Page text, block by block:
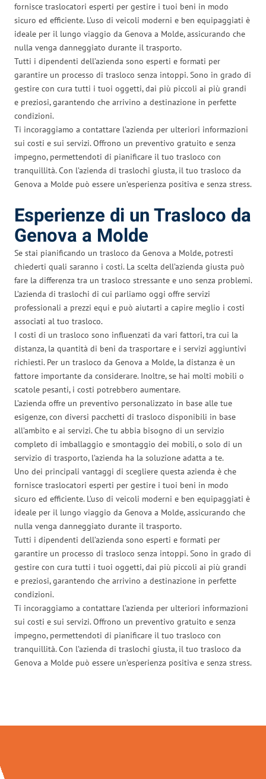
fornisce traslocatori esperti per gestire i tuoi beni in modo
sicuro ed efficiente. L’uso di veicoli moderni e ben equipaggiati è
ideale per il lungo viaggio da Genova a Molde, assicurando che
nulla venga danneggiato durante il trasporto.
Tutti i dipendenti dell’azienda sono esperti e formati per
garantire un processo di trasloco senza intoppi. Sono in grado di
gestire con cura tutti i tuoi oggetti, dai più piccoli ai più grandi
e preziosi, garantendo che arrivino a destinazione in perfette
condizioni.
Ti incoraggiamo a contattare l’azienda per ulteriori informazioni
sui costi e sui servizi. Offrono un preventivo gratuito e senza
impegno, permettendoti di pianificare il tuo trasloco con
tranquillità. Con l’azienda di traslochi giusta, il tuo trasloco da
Genova a Molde può essere un’esperienza positiva e senza stress.
Esperienze di un Trasloco da
Genova a Molde
Se stai pianificando un trasloco da Genova a Molde, potresti
chiederti quali saranno i costi. La scelta dell’azienda giusta può
fare la differenza tra un trasloco stressante e uno senza problemi.
L’azienda di traslochi di cui parliamo oggi offre servizi
professionali a prezzi equi e può aiutarti a capire meglio i costi
associati al tuo trasloco.
I costi di un trasloco sono influenzati da vari fattori, tra cui la
distanza, la quantità di beni da trasportare e i servizi aggiuntivi
richiesti. Per un trasloco da Genova a Molde, la distanza è un
fattore importante da considerare. Inoltre, se hai molti mobili o
scatole pesanti, i costi potrebbero aumentare.
L’azienda offre un preventivo personalizzato in base alle tue
esigenze, con diversi pacchetti di trasloco disponibili in base
all’ambito e ai servizi. Che tu abbia bisogno di un servizio
completo di imballaggio e smontaggio dei mobili, o solo di un
servizio di trasporto, l’azienda ha la soluzione adatta a te.
Uno dei principali vantaggi di scegliere questa azienda è che
fornisce traslocatori esperti per gestire i tuoi beni in modo
sicuro ed efficiente. L’uso di veicoli moderni e ben equipaggiati è
ideale per il lungo viaggio da Genova a Molde, assicurando che
nulla venga danneggiato durante il trasporto.
Tutti i dipendenti dell’azienda sono esperti e formati per
garantire un processo di trasloco senza intoppi. Sono in grado di
gestire con cura tutti i tuoi oggetti, dai più piccoli ai più grandi
e preziosi, garantendo che arrivino a destinazione in perfette
condizioni.
Ti incoraggiamo a contattare l’azienda per ulteriori informazioni
sui costi e sui servizi. Offrono un preventivo gratuito e senza
impegno, permettendoti di pianificare il tuo trasloco con
tranquillità. Con l’azienda di traslochi giusta, il tuo trasloco da
Genova a Molde può essere un’esperienza positiva e senza stress.